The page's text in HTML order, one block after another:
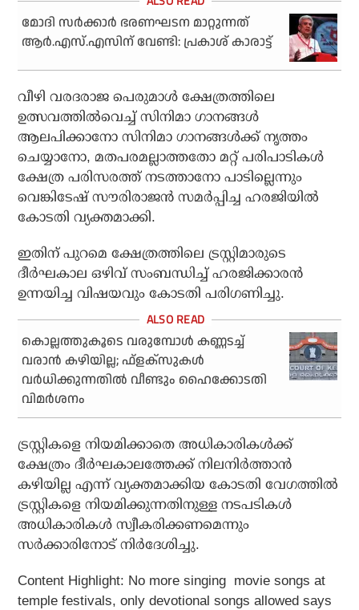
മോദി സര്‍ക്കാര്‍ ഭരണഘടന മാറ്റുന്നത്
ആര്‍.എസ്.എസിന് വേണ്ടി: പ്രകാശ് കാരാട്ട്
വീഴി വരദരാജ പെരുമാള്‍ ക്ഷേത്രത്തിലെ
ഉത്സവത്തില്‍വെച്ച് സിനിമാ ഗാനങ്ങള്‍
ആലപിക്കാനോ സിനിമാ ഗാനങ്ങള്‍ക്ക് നൃത്തം
ചെയ്യാനോ, മതപരമല്ലാത്തതോ മറ്റ് പരിപാടികള്‍
ക്ഷേത്ര പരിസരത്ത് നടത്താനോ പാടില്ലെന്നും
വെങ്കിടേഷ് സൗരിരാജന്‍ സമര്‍പ്പിച്ച ഹരജിയില്‍
കോടതി വ്യക്തമാക്കി.
ഇതിന് പുറമെ ക്ഷേത്രത്തിലെ ട്രസ്റ്റിമാരുടെ
ദീര്‍ഘകാല ഒഴിവ് സംബന്ധിച്ച് ഹരജിക്കാരന്‍
ഉന്നയിച്ച വിഷയവും കോടതി പരിഗണിച്ചു.
കൊല്ലത്തുകൂടെ വരുമ്പോള്‍ കണ്ണടച്ച്
വരാന്‍ കഴിയില്ല; ഫ്‌ളക്‌സുകള്‍
വര്‍ധിക്കുന്നതില്‍ വീണ്ടും ഹൈക്കോടതി
വിമര്‍ശനം
ട്രസ്റ്റികളെ നിയമിക്കാതെ അധികാരികള്‍ക്ക്
ക്ഷേത്രം ദീര്‍ഘകാലത്തേക്ക് നിലനിര്‍ത്താന്‍
കഴിയില്ല എന്ന്‌ വ്യക്തമാക്കിയ കോടതി വേഗത്തില്‍
ട്രസ്റ്റികളെ നിയമിക്കുന്നതിനുള്ള നടപടികള്‍
അധികാരികള്‍ സ്വീകരിക്കണമെന്നും
സര്‍ക്കാരിനോട് നിര്‍ദേശിച്ചു.
Content Highlight: No more singing movie songs at
temple festivals, only devotional songs allowed says